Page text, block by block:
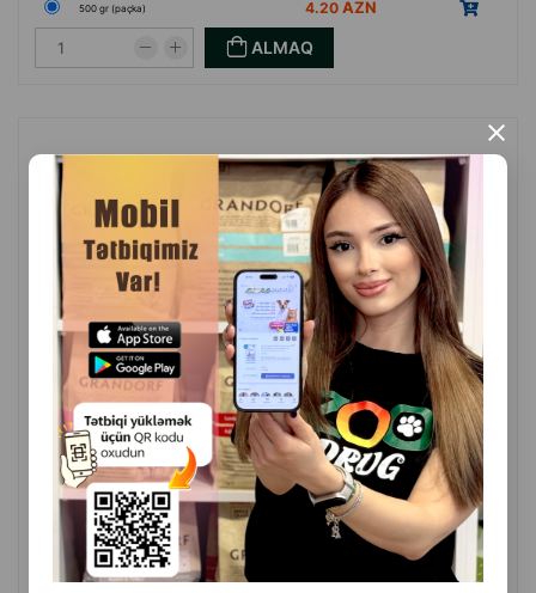
×
500 gr (paçka) 4.20
ALMAQ
Vitapol Karmeo Premium Cockatiel 500 q korella quşları üçün xüsusi
hazırlanmış tam rasionlu yem
(0 Rəylər)
Çəki Qiymət
Almaq